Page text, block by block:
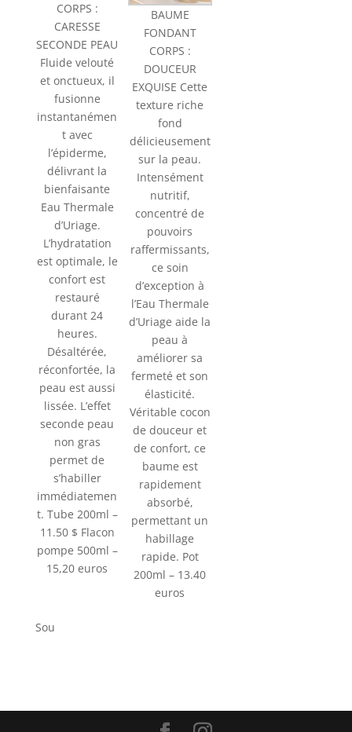
CORPS :
CARESSE
SECONDE PEAU
Fluide velouté
et onctueux, il
fusionne
instantanémen
t avec
l’épiderme,
délivrant la
bienfaisante
Eau Thermale
d’Uriage.
L’hydratation
est optimale, le
confort est
restauré
durant 24
heures.
Désaltérée,
réconfortée, la
peau est aussi
lissée. L’effet
seconde peau
non gras
permet de
s’habiller
immédiatemen
t. Tube 200ml –
11.50 $ Flacon
pompe 500ml –
15,20 euros
BAUME
FONDANT
CORPS :
DOUCEUR
EXQUISE Cette
texture riche
fond
délicieusement
sur la peau.
Intensément
nutritif,
concentré de
pouvoirs
raffermissants,
ce soin
d’exception à
l’Eau Thermale
d’Uriage aide la
peau à
améliorer sa
fermeté et son
élasticité.
Véritable cocon
de douceur et
de confort, ce
baume est
rapidement
absorbé,
permettant un
habillage
rapide. Pot
200ml – 13.40
euros
Sou